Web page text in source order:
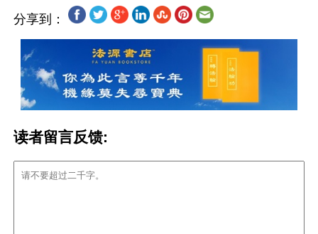
分享到：
读者留言反馈: